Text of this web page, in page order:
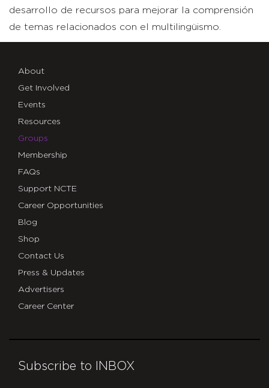
desarrollo de recursos para mejorar la comprensión
de temas relacionados con el multilingüismo.
About
Get Involved
Events
Resources
Groups
Membership
FAQs
Support NCTE
Career Opportunities
Blog
Shop
Contact Us
Press & Updates
Advertisers
Career Center
Subscribe to INBOX